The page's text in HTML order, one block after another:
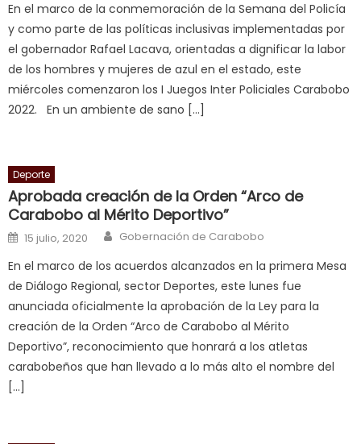
च
त
क
स
लग
आपक
sexy
bbw
milf
enjoys
long
स
क
En el marco de la conmemoración de la Semana del Policía
y como parte de las políticas inclusivas implementadas por
el gobernador Rafael Lacava, orientadas a dignificar la labor
de los hombres y mujeres de azul en el estado, este
miércoles comenzaron los I Juegos Inter Policiales Carabobo
2022. En un ambiente de sano […]
Deporte
Aprobada creación de la Orden “Arco de
Carabobo al Mérito Deportivo”
Posted on
15 julio, 2020 Author
Gobernación de Carabobo
En el marco de los acuerdos alcanzados en la primera Mesa
de Diálogo Regional, sector Deportes, este lunes fue
anunciada oficialmente la aprobación de la Ley para la
creación de la Orden “Arco de Carabobo al Mérito
Deportivo”, reconocimiento que honrará a los atletas
carabobeños que han llevado a lo más alto el nombre del
[…]